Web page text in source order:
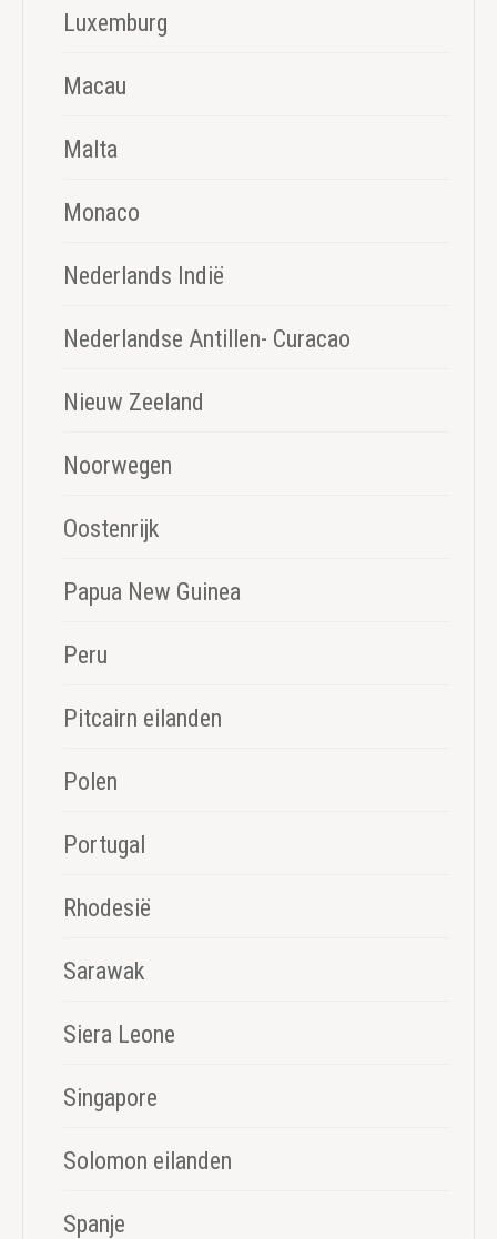
Luxemburg
Macau
Malta
Monaco
Nederlands Indië
Nederlandse Antillen- Curacao
Nieuw Zeeland
Noorwegen
Oostenrijk
Papua New Guinea
Peru
Pitcairn eilanden
Polen
Portugal
Rhodesië
Sarawak
Siera Leone
Singapore
Solomon eilanden
Spanje